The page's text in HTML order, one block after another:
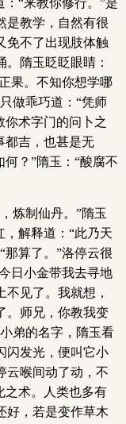
“来教你修行。”是
是教学，自然有很
免不了出现肢体触
隋玉眨眨眼睛：
果。不知你想学哪
做乖巧道：“凭师
你术字门的问卜之
都吉，也甚是无
？”隋玉：“酸腐不
炼制仙丹。”隋玉
解释道：“此乃天
那算了。”洛停云很
日小金带我去寻地
见了。我就想，
。师兄，你教我变
弟的名字，隋玉看
闪发光，便叫它小
云喉间动了动，不
之术。人类也多有
好，若是变作草木